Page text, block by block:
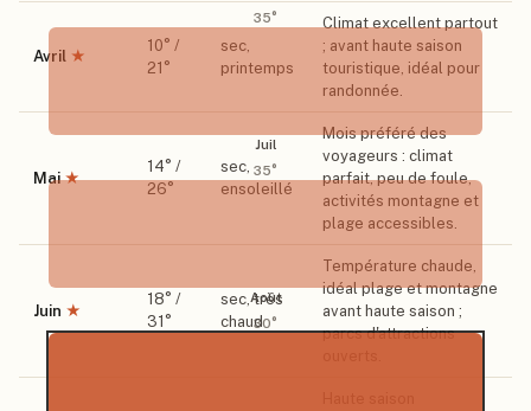
35°
Juil
35°
Août
30°
Avril ★
10° /
21 °
sec,
printemps
Climat excellent partout
; avant haute saison
touristique, idéal pour
randonnée.
Mai ★
14° /
26°
sec,
ensoleillé
Mois préféré des
voyageurs : climat
parfait, peu de foule,
activités montagne et
plage accessibles.
Juin ★
18° /
31 °
sec, très
chaud
Température chaude,
idéal plage et montagne
avant haute saison ;
parcs d'attractions